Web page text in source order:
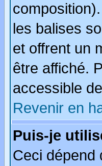
les balises
et offrent un
être affiché.
accessible
Revenir en
Puis-je
Ceci dépend